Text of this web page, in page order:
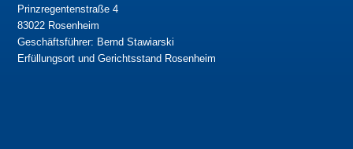
Prinzregentenstraße 4
83022 Rosenheim
Geschäftsführer: Bernd Stawiarski
Erfüllungsort und Gerichtsstand Rosenheim